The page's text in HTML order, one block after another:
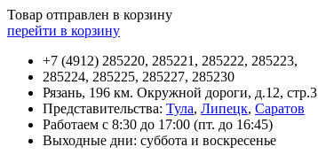
Товар отправлен в корзину
перейти в корзину
+7 (4912) 285220, 285221, 285222, 285223,
285224, 285225, 285227, 285230
Рязань, 196 км. Окружной дороги, д.12, стр.3
Представительства: Тула, Липецк, Саратов
Работаем с 8:30 до 17:00 (пт. до 16:45)
Выходные дни: суббота и воскресенье